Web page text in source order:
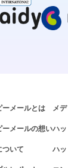
ーメールとは
ーメールの想い
ついて
メ
ハ
ハ